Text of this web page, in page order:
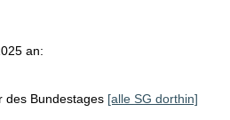
an:
des Bundestages [alle SG dorthin]